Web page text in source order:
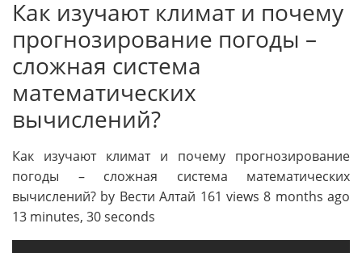
Как изучают климат и почему
прогнозирование погоды –
сложная система
математических
вычислений?
Как изучают климат и почему прогнозирование
погоды – сложная система математических
вычислений? by Вести Алтай 161 views 8 months ago
13 minutes, 30 seconds